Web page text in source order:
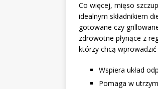
Co więcej, mięso
idealnym składnikiem
gotowane czy
zdrowotne płynące z
którzy chcą
Wspiera układ
Pomaga w